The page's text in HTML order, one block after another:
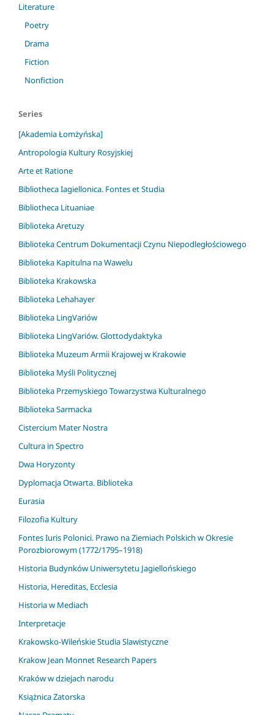
Literature
Poetry
Drama
Fiction
Nonfiction
Series
[Akademia Łomżyńska]
Antropologia Kultury Rosyjskiej
Arte et Ratione
Bibliotheca Iagiellonica. Fontes et Studia
Bibliotheca Lituaniae
Biblioteka Aretuzy
Biblioteka Centrum Dokumentacji Czynu Niepodległościowego
Biblioteka Kapitulna na Wawelu
Biblioteka Krakowska
Biblioteka Lehahayer
Biblioteka LingVariów
Biblioteka LingVariów. Glottodydaktyka
Biblioteka Muzeum Armii Krajowej w Krakowie
Biblioteka Myśli Politycznej
Biblioteka Przemyskiego Towarzystwa Kulturalnego
Biblioteka Sarmacka
Cistercium Mater Nostra
Cultura in Spectro
Dwa Horyzonty
Dyplomacja Otwarta. Biblioteka
Eurasia
Filozofia Kultury
Fontes Iuris Polonici. Prawo na Ziemiach Polskich w Okresie
Porozbiorowym (1772/1795–1918)
Historia Budynków Uniwersytetu Jagiellońskiego
Historia, Hereditas, Ecclesia
Historia w Mediach
Interpretacje
Krakowsko-Wileńskie Studia Slawistyczne
Krakow Jean Monnet Research Papers
Kraków w dziejach narodu
Książnica Zatorska